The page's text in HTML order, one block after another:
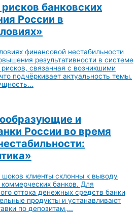
банковских
России в
финансовой нестабильности
результативности в системе
связанная с возникшими
подчёркивает актуальность темы.
и
России во время
клиенты склонны к выводу
банков. Для
оттока денежных средств банки
продукты и устанавливают
по депозитам,...